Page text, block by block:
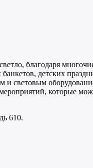
благодаря
детских
и световым
которые
610.